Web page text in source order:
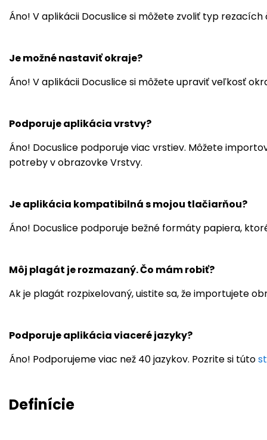
Áno! V aplikácii Docuslice si môžete zvoliť typ
Je možné nastaviť okraje?
Áno! V aplikácii Docuslice si môžete upraviť veľkosť
Podporuje aplikácia vrstvy?
Áno! Docuslice podporuje viac vrstiev. Môžete
potreby v obrazovke Vrstvy.
Je aplikácia kompatibilná s mojou tlačiarňou?
Áno! Docuslice podporuje bežné formáty papiera,
Môj plagát je rozmazaný. Čo mám robiť?
Ak je plagát rozpixelovaný, uistite sa, že importujete
Podporuje aplikácia viaceré jazyky?
Áno! Podporujeme viac než 40 jazykov. Pozrite si túto
Definície